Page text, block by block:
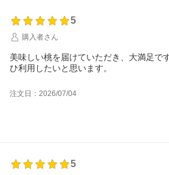
5
購入者さん
美味しい桃を届けていただき、大満足で
ひ利用したいと思います。
注文日：2026/07/04
5